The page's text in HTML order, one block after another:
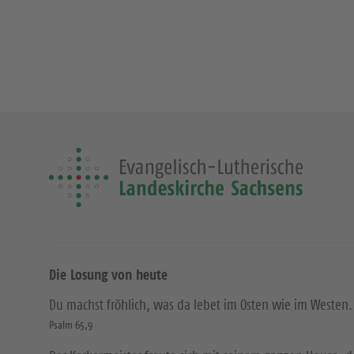
Die Losung von heute
Du machst fröhlich, was da lebet im Osten wie im Westen.
Psalm 65,9